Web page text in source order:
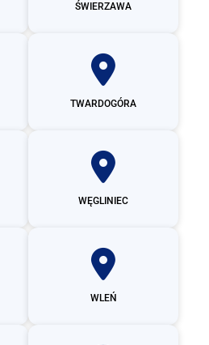
ŚWIERZAWA
TWARDOGÓRA
WĘGLINIEC
WLEŃ